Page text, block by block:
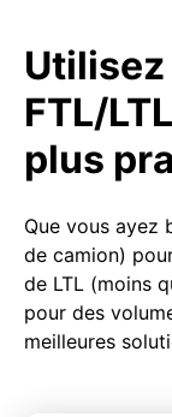
FTL/
plus
Que vous ayez
de camion)
de LTL (moins
pour des
meilleures